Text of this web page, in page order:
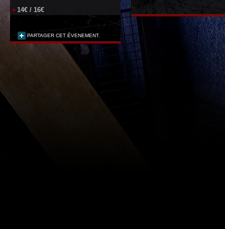
14€ / 16€
PARTAGER CET ÉVENEMENT.